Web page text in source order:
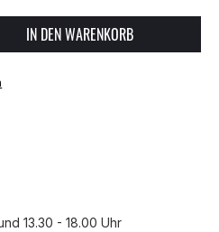
den
IN DEN WARENKORB
13.30 - 18.00 Uhr